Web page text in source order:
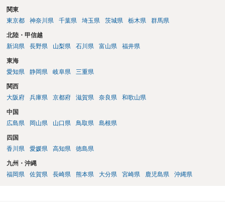
関東
東京都
神奈川県 千葉県 埼玉県 茨城県 栃木県 群馬県
北陸・甲信越
新潟県
長野県 山梨県 石川県 富山県 福井県
東海
愛知県
静岡県 岐阜県 三重県
関西
大阪府
兵庫県 京都府 滋賀県 奈良県 和歌山県
中国
広島県
岡山県 山口県 鳥取県 島根県
四国
香川県
愛媛県 高知県 徳島県
九州・沖縄
福岡県
佐賀県 長崎県 熊本県 大分県 宮崎県 鹿児島県 沖縄県